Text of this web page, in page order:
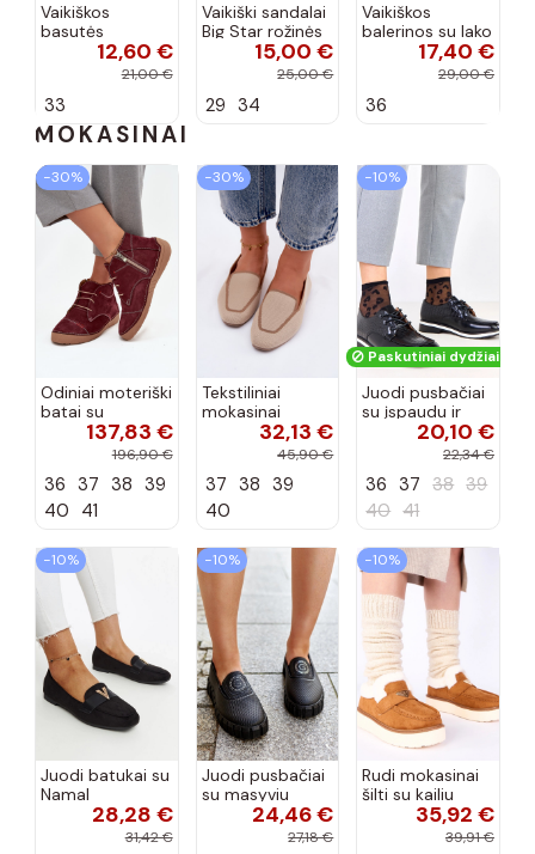
Vaikiškos
basutės
koralinės12,60 €
21,00 €
33
Vaikiški sandalai
Big Star rožinės
spalvos15,00 €
25,00 €
29 34
Vaikiškos
balerinos su lako
efektu ir
kaspinais baltos
17,40 €
29,00 €
36
MOKASINAI
−30%
Odiniai moteriški
batai su
siūlėmis, pilies
tipo, Artiker
spalvos
137,83 €
196,90 €
36 37 38 39
40 41
−30%
Tekstiliniai
mokasinai
smėlio spalvos
32,13 €
45,90 €
37 38 39
40
−10%
Paskutiniai dydžiai!
Juodi pusbačiai
su įspaudu ir
kvadratiniu
priekiu Kerawa
20,10 €
22,34 €
36 37 38 39
40 41
−10%
Juodi batukai su
Namal
dekoracija28,28 €
31,42 €
−10%
Juodi pusbačiai
su masyviu
padu Teska24,46 €
27,18 €
−10%
Rudi mokasinai
šilti su kailiu
35,92 €
39,91 €